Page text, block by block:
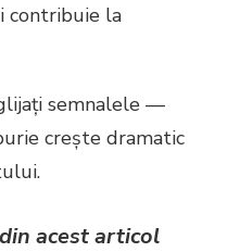
contribuie la
semnalele —
crește dramatic
acest articol